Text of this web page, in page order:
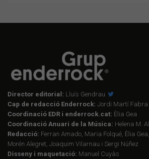
Director editorial: Lluís Gendrau
Cap de redacció Enderrock: Jordi Martí Fabra
Coordinació EDR i enderrock.cat: Èlia Gea
Coordinació Anuari de la Música: Helena M.
Redacció: Ferran Amado, Maria Folqué, Èlia
Morén Alegret, Joaquim Vilarnau i Sergi Núñez
Disseny i maquetació: Manuel Cuyàs